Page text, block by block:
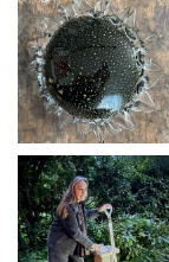
ÖPPNA GALLERI
ÖPPNA GALLERI